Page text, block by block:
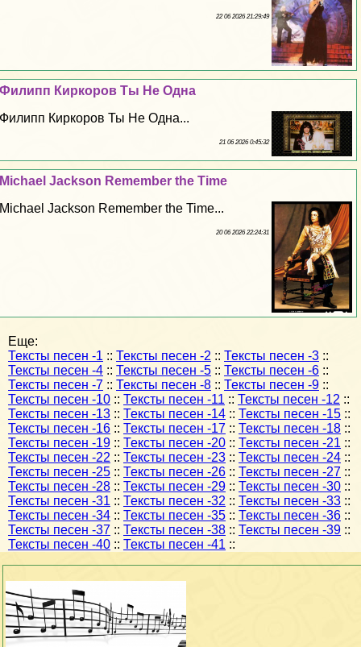
22 06 2026 21:29:49
Филипп Киркоров Ты Не Одна
Филипп Киркоров Ты Не Одна...
21 06 2026 0:45:32
Michael Jackson Remember the Time
Michael Jackson Remember the Time...
20 06 2026 22:24:31
Еще:
Тексты песен -1 :: Тексты песен -2 :: Тексты песен -3 ::
Тексты песен -4 :: Тексты песен -5 :: Тексты песен -6 ::
Тексты песен -7 :: Тексты песен -8 :: Тексты песен -9 ::
Тексты песен -10 :: Тексты песен -11 :: Тексты песен -12 ::
Тексты песен -13 :: Тексты песен -14 :: Тексты песен -15 ::
Тексты песен -16 :: Тексты песен -17 :: Тексты песен -18 ::
Тексты песен -19 :: Тексты песен -20 :: Тексты песен -21 ::
Тексты песен -22 :: Тексты песен -23 :: Тексты песен -24 ::
Тексты песен -25 :: Тексты песен -26 :: Тексты песен -27 ::
Тексты песен -28 :: Тексты песен -29 :: Тексты песен -30 ::
Тексты песен -31 :: Тексты песен -32 :: Тексты песен -33 ::
Тексты песен -34 :: Тексты песен -35 :: Тексты песен -36 ::
Тексты песен -37 :: Тексты песен -38 :: Тексты песен -39 ::
Тексты песен -40 :: Тексты песен -41 ::